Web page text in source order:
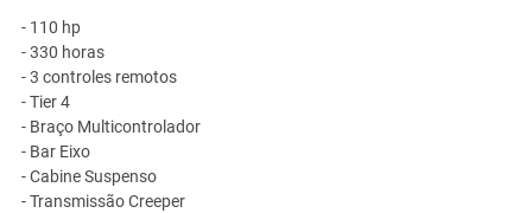
- 110 hp
- 330 horas
- 3 controles remotos
- Tier 4
- Braço Multicontrolador
- Bar Eixo
- Cabine Suspenso
- Transmissão Creeper